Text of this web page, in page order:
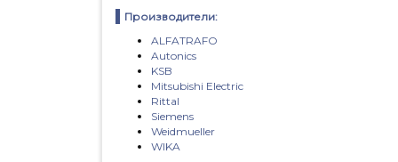
Производители:
ALFATRAFO
Autonics
KSB
Mitsubishi Electric
Rittal
Siemens
Weidmueller
WIKA